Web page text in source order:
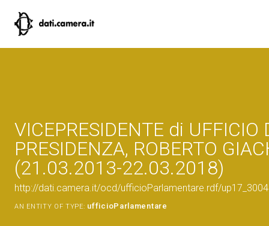
VICEPRESIDENTE di UFFICIO
PRESIDENZA, ROBERTO
(21.03.2013-22.03.2018)
http://dati.camera.it/ocd/ufficioParlamentare.rdf/
AN ENTITY OF TYPE: ufficioParlamentare